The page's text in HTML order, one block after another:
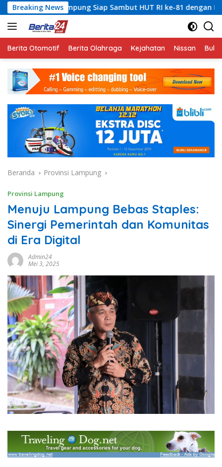
Langsung
ke
konten
Breaking News
Siap Sambut HUT RI ke-81 dengan Khidmat
Berita Otomotif Berita Olahraga Kejahatan Nissan
Beranda Provinsi Lampung
Provinsi Lampung
Menuju Lampung Bebas Staples:
Sinergi Pemerintah dan Komunitas
di Era Digital
Admin24
Mei 3, 2025